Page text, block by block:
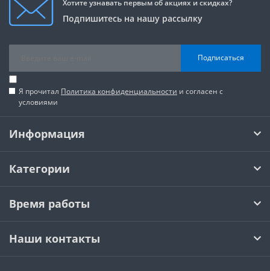
Хотите узнавать первым об акциях и скидках?
Подпишитесь на нашу рассылку
Подписаться
Я прочитал Политика конфиденциальности и согласен с
условиями
Информация
Категории
Время работы
Наши контакты